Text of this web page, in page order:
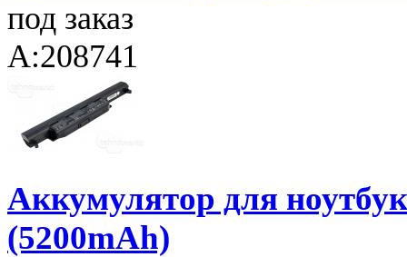
под заказ
A:208741
Аккумулятор для
(5200mAh)